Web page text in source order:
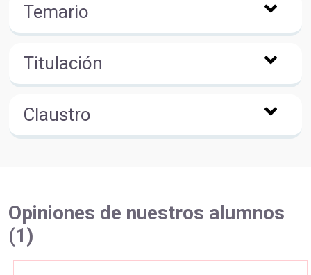
Temario
Titulación
Claustro
Opiniones de nuestros alumnos
(1)